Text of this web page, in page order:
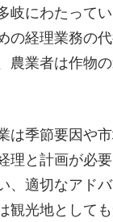
にわたって
経理業務の
業者は作物
季節要因や
と計画が必
適切なアド
光地として